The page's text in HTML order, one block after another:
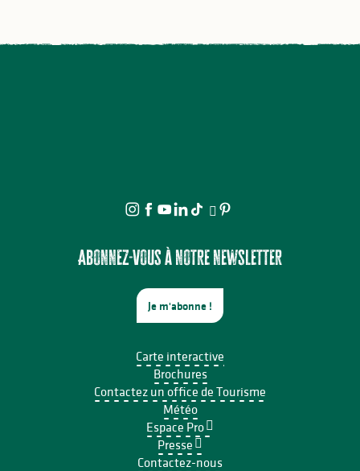
Abonnez-vous à notre newsletter
Je m'abonne !
Carte interactive
Brochures
Contactez un office de Tourisme
Météo
Espace Pro
Presse
Contactez-nous